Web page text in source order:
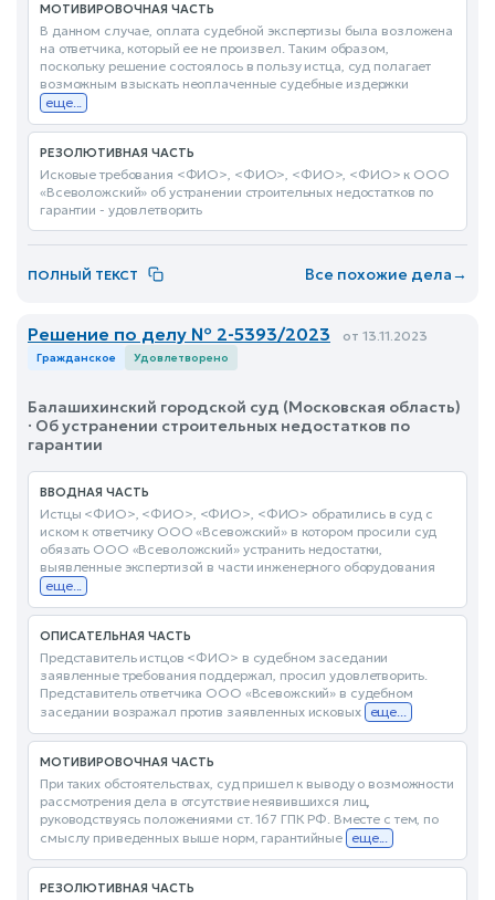
МОТИВИРОВОЧНАЯ ЧАСТЬ
В данном случае, оплата судебной экспертизы была возложена
на ответчика, который ее не произвел. Таким образом,
поскольку решение состоялось в пользу истца, суд полагает
возможным взыскать неоплаченные судебные издержки
еще...
РЕЗОЛЮТИВНАЯ ЧАСТЬ
Исковые требования <ФИО>, <ФИО>, <ФИО>, <ФИО> к ООО
«Всеволожский» об устранении строительных недостатков по
гарантии - удовлетворить
ПОЛНЫЙ ТЕКСТ Все похожие дела→
Решение по делу № 2-5393/2023 от 13.11.2023
Гражданское Удовлетворено
Балашихинский городской суд (Московская область)
· Об устранении строительных недостатков по
гарантии
ВВОДНАЯ ЧАСТЬ
Истцы <ФИО>, <ФИО>, <ФИО>, <ФИО> обратились в суд с
иском к ответчику ООО «Всевожский» в котором просили суд
обязать ООО «Всеволожский» устранить недостатки,
выявленные экспертизой в части инженерного оборудования
еще...
ОПИСАТЕЛЬНАЯ ЧАСТЬ
Представитель истцов <ФИО> в судебном заседании
заявленные требования поддержал, просил удовлетворить.
Представитель ответчика ООО «Всевожский» в судебном
заседании возражал против заявленных исковых еще...
МОТИВИРОВОЧНАЯ ЧАСТЬ
При таких обстоятельствах, суд пришел к выводу о возможности
рассмотрения дела в отсутствие неявившихся лиц,
руководствуясь положениями ст. 167 ГПК РФ. Вместе с тем, по
смыслу приведенных выше норм, гарантийные еще...
РЕЗОЛЮТИВНАЯ ЧАСТЬ